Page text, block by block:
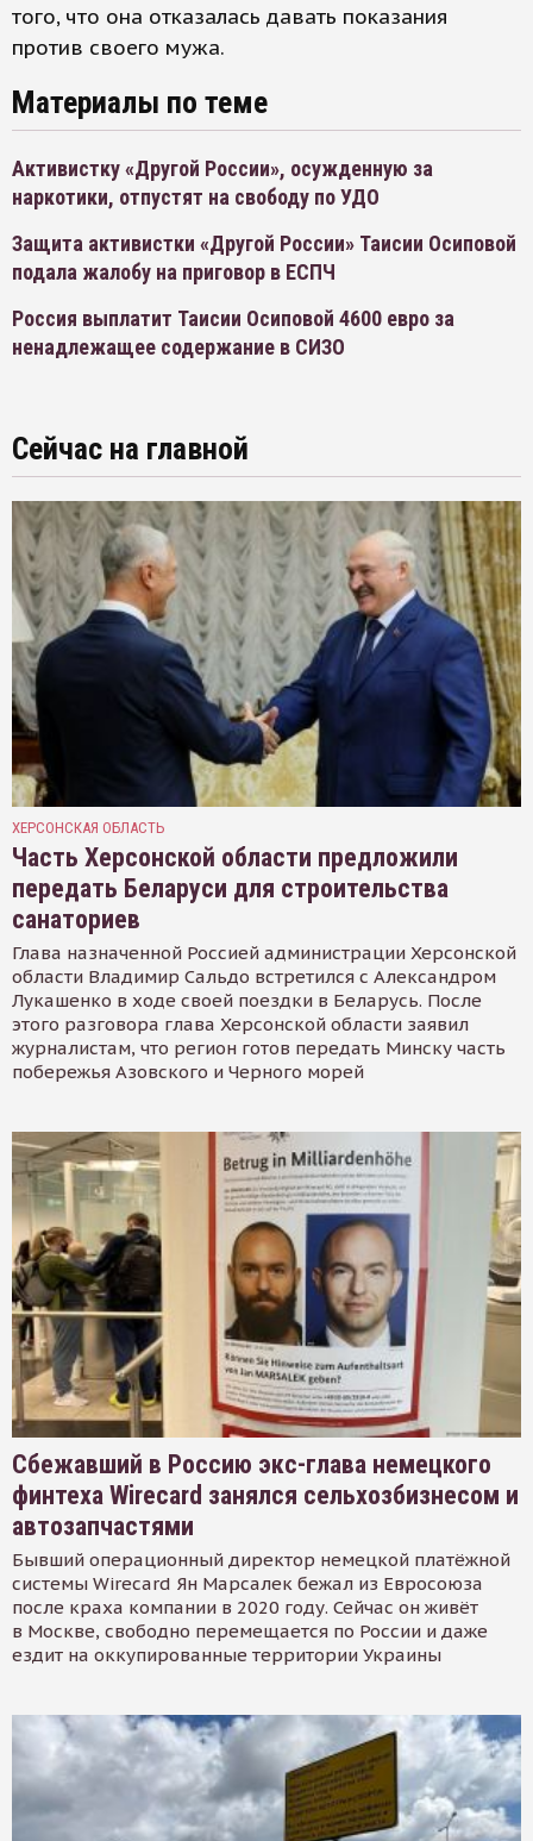
того, что она отказалась давать показания
против своего мужа.
Материалы по теме
Активистку «Другой России», осужденную за
наркотики, отпустят на свободу по УДО
Защита активистки «Другой России» Таисии Осиповой
подала жалобу на приговор в ЕСПЧ
Россия выплатит Таисии Осиповой 4600 евро за
ненадлежащее содержание в СИЗО
Сейчас на главной
ХЕРСОНСКАЯ ОБЛАСТЬ
Часть Херсонской области предложили
передать Беларуси для строительства
санаториев
Глава назначенной Россией администрации Херсонской
области Владимир Сальдо встретился с Александром
Лукашенко в ходе своей поездки в Беларусь. После
этого разговора глава Херсонской области заявил
журналистам, что регион готов передать Минску часть
побережья Азовского и Черного морей
Сбежавший в Россию экс-глава немецкого
финтеха Wirecard занялся сельхозбизнесом и
автозапчастями
Бывший операционный директор немецкой платёжной
системы Wirecard Ян Марсалек бежал из Евросоюза
после краха компании в 2020 году. Сейчас он живёт
в Москве, свободно перемещается по России и даже
ездит на оккупированные территории Украины